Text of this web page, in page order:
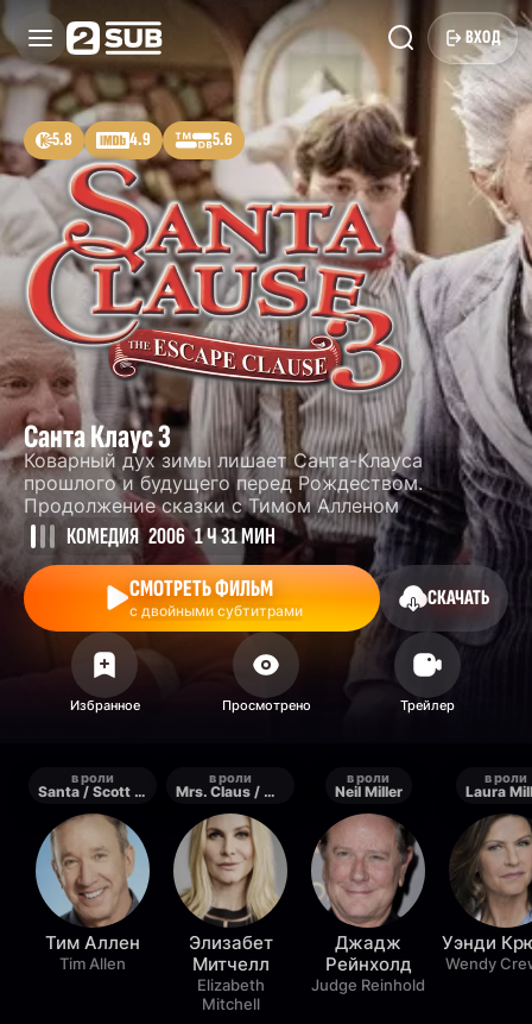
ВХОД
5.8 4.9 5.6
Санта Клаус 3
Коварный дух зимы лишает Санта-Клауса
прошлого и будущего перед Рождеством.
Продолжение сказки с Тимом Алленом
КОМЕДИЯ 2006 1 Ч 31 МИН
СМОТРЕТЬ ФИЛЬМ
с двойными субтитрами
СКАЧАТЬ
в роли
Santa / Scott Calvin
Тим Аллен
Tim Allen
в роли
Mrs. Claus / Carol
Элизабет
Митчелл
Elizabeth
Mitchell
в роли
Neil Miller
Джадж
Рейнхолд
Judge Reinhold
в роли
Laura
Уэнди
Wendy